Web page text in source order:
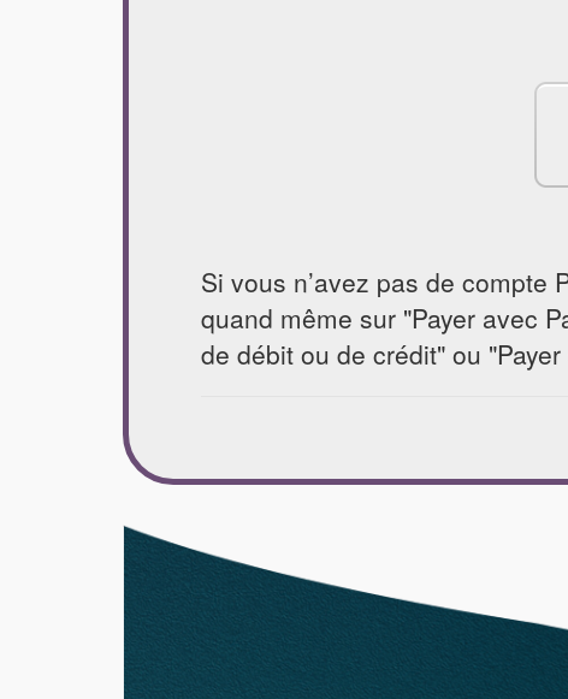
Si vous n’avez pas de compte
quand même sur "Payer avec
de débit ou de crédit" ou